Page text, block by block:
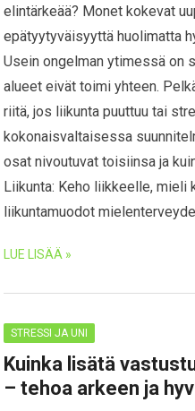
elintärkeää? Monet kokevat
epätyytyväisyyttä huolimatta
Usein ongelman ytimessä on
alueet eivät toimi yhteen.
riitä, jos liikunta puuttuu tai
kokonaisvaltaisessa
osat nivoutuvat toisiinsa ja
Liikunta: Keho liikkeelle, mieli
liikuntamuodot
LUE LISÄÄ »
STRESSI JA UNI
Kuinka lisätä
– tehoa arkeen ja